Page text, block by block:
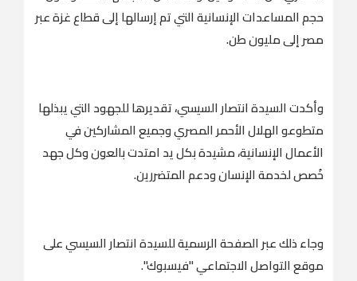
حجم المساعدات الإنسانية التي تم إرسالها إلى قطاع غزة عبر
مصر إلى مليون طن.
وأكدت السيدة انتصار السيسي، تقديرها للجهود التي يبذلها
متطوعو الهلال الأحمر المصري وجميع المشاركين في
الأعمال الإنسانية، مشيدة بكل يد امتدت بالعون وكل جهد
خُصص لخدمة الإنسان ودعم المتضررين.
وجاء ذلك عبر الصفحة الرسمية للسيدة انتصار السيسي على
موقع التواصل الاجتماعي "فيسبوك".